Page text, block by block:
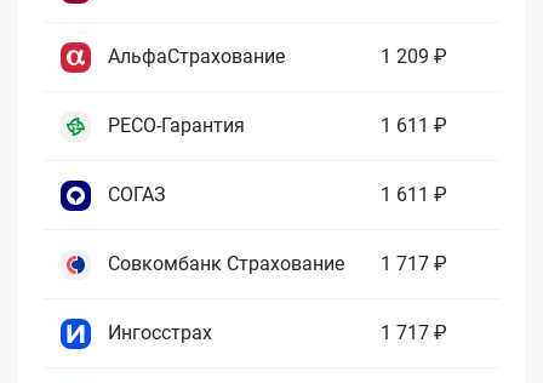
АльфаСтрахование 1 209 ₽
РЕСО-Гарантия 1 611 ₽
СОГАЗ 1 611 ₽
Совкомбанк Страхование 1 717 ₽
Ингосстрах 1 717 ₽